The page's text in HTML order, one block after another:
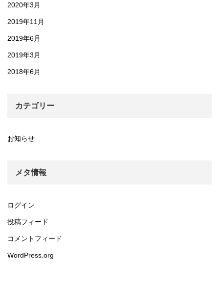
2020年3月
2019年11月
2019年6月
2019年3月
2018年6月
カテゴリー
お知らせ
メタ情報
ログイン
投稿フィード
コメントフィード
WordPress.org